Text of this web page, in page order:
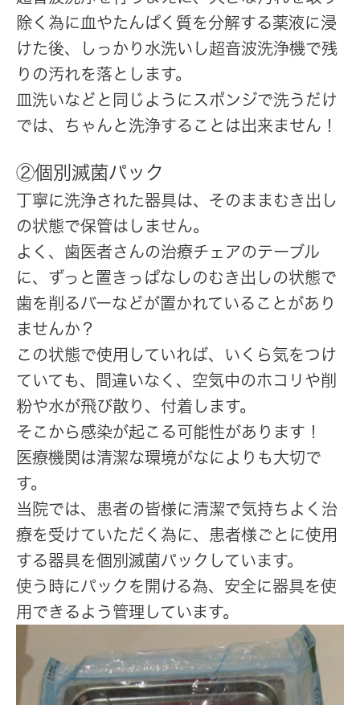
除く為に血やたんぱく質を分解する薬液に浸
けた後、しっかり水洗いし超音波洗浄機で残
りの汚れを落とします。
皿洗いなどと同じようにスポンジで洗うだけ
では、ちゃんと洗浄することは出来ません！
②個別滅菌パック
丁寧に洗浄された器具は、そのままむき出し
の状態で保管はしません。
よく、歯医者さんの治療チェアのテーブル
に、ずっと置きっぱなしのむき出しの状態で
歯を削るバーなどが置かれていることがあり
ませんか？
この状態で使用していれば、いくら気をつけ
ていても、間違いなく、空気中のホコリや削
粉や水が飛び散り、付着します。
そこから感染が起こる可能性があります！
医療機関は清潔な環境がなによりも大切で
す。
当院では、患者の皆様に清潔で気持ちよく治
療を受けていただく為に、患者様ごとに使用
する器具を個別滅菌パックしています。
使う時にパックを開ける為、安全に器具を使
用できるよう管理しています。